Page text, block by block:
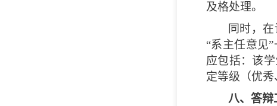
及格处理。
同时，
“系主任意见
应包括：该
定等级（优秀
八、答辩